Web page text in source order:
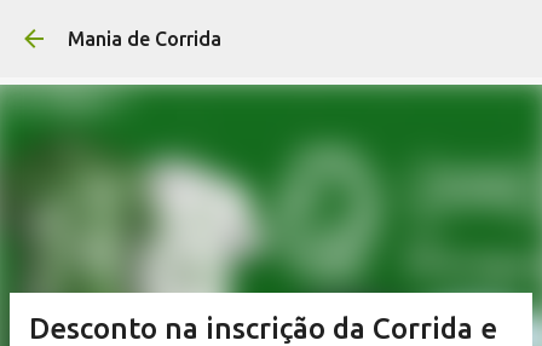
Mania de Corrida
Desconto na inscrição da Corrida e